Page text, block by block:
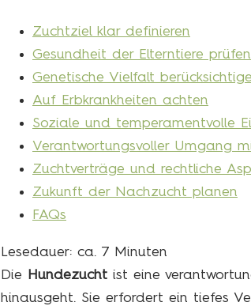
Zuchtziel klar definieren
Gesundheit der Elterntiere prüfen
Genetische Vielfalt
Auf Erbkrankheiten achten
Soziale und temperamentvolle
Verantwortungsvoller Umgang
Zuchtverträge und rechtliche
Zukunft der Nachzucht planen
FAQs
Lesedauer: ca. 7 Minuten
Die
Hundezucht ist eine
hinausgeht. Sie erfordert ein tiefes